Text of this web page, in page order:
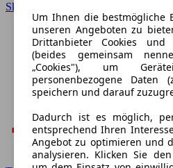
Skoda
Um Ihnen die bestmögliche
unseren Angeboten zu
Drittanbieter Cookies und
(beides gemeinsam
„Cookies"), um
personenbezogene Daten
speichern und darauf
Dadurch ist es möglich,
entsprechend Ihren
Angebot zu optimieren und
analysieren. Klicken Sie